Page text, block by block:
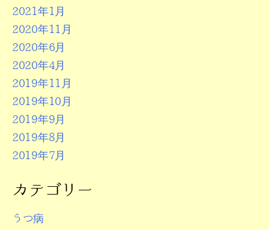
2021年1月
2020年11月
2020年6月
2020年4月
2019年11月
2019年10月
2019年9月
2019年8月
2019年7月
カテゴリー
うつ病